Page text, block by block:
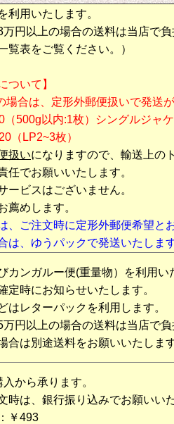
利用いたします。
円以上の場合の送料は当店で負
覧表をご覧ください。）
ついて】
場合は、定形外郵便扱いで発送が
（500g以内:1枚）シングルジャケ
（LP2~3枚）
扱いになりますので、輸送上の
任でお願いいたします。
ービスはございません。
薦めします。
、ご注文時に定形外郵便希望と
は、ゆうパックで発送いたします
カンガルー便(重量物）を利用い
定時にお知らせいたします。
はレターパックを利用します。
円以上の場合の送料は当店で負
合は別途送料をお願いいたします
入から承ります。
時は、銀行振り込みでお願いい
￥493